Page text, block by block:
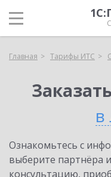
Главная Тарифы ИТС
в
Ознакомьтесь с
выберите партнёра
консультацию,